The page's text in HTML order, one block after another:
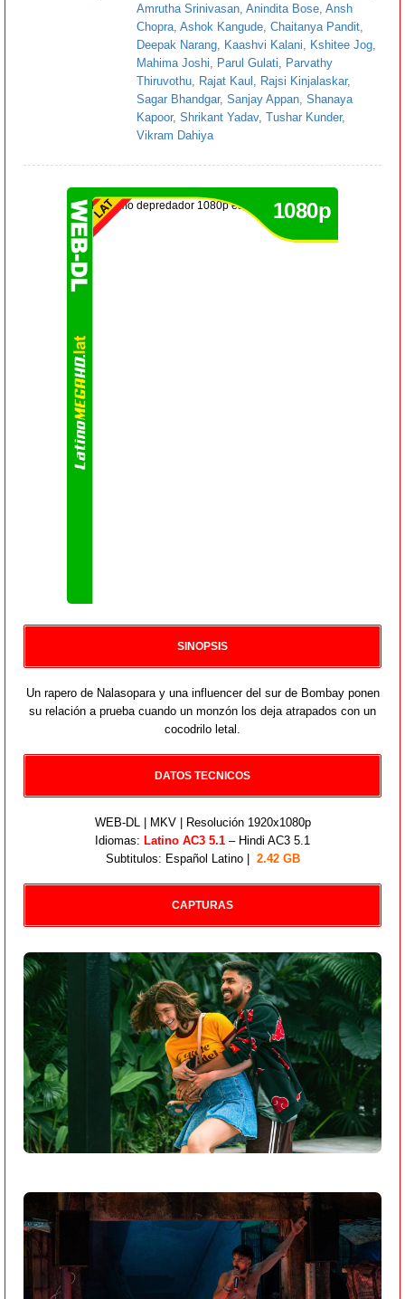
Amrutha Srinivasan Anindita Bose Ansh
Chopra Ashok Kangude Chaitanya Pandit
Deepak Narang
Kaashvi Kalani Kshitee Jog
Mahima Joshi
Parul Gulati
Parvathy
Thiruvothu
Rajat Kaul Rajsi Kinjalaskar,
Sagar Bhandgar, Sanjay Appan Shanaya
Kapoor, Shrikant Yadav, Tushar Kunder,
Vikram Dahiya
1080p
SINOPSIS
Un rapero de Nalasopara y una influencer del sur de Bombay ponen
su relación a prueba cuando un monzón los deja atrapados con un
cocodrilo letal.
DATOS TECNICOS
WEB-DL | MKV | Resolución 1920x1080p
Idiomas: Latino AC3 5.1 – Hindi AC3 5.1
Subtitulos: Español Latino |
2.42 GB
CAPTURAS